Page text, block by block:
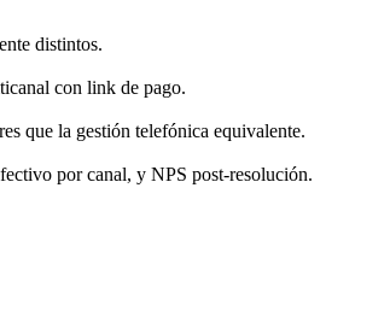
distintos.
con link de pago.
que la gestión telefónica equivalente.
por canal, y NPS post-resolución.